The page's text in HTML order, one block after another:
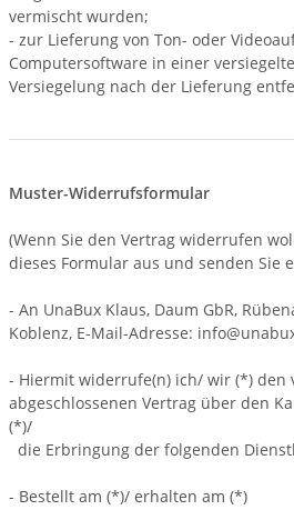
vermischt wurden;
- zur Lieferung von Ton- oder
Computersoftware in einer
Versiegelung nach der Lieferung
Muster-Widerrufsformular
(Wenn Sie den Vertrag widerrufen
dieses Formular aus und senden Sie
- An UnaBux Klaus, Daum GbR,
Koblenz, E-Mail-Adresse:
- Hiermit widerrufe(n) ich/ wir (*) den
abgeschlossenen Vertrag über den
(*)/
die Erbringung der folgenden
- Bestellt am (*)/ erhalten am (*)